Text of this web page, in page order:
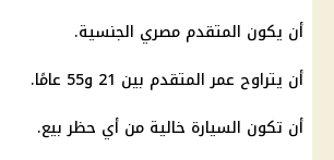
أن يكون المتقدم مصري الجنسية.
أن يتراوح عمر المتقدم بين 21 و55 عامًا.
أن تكون السيارة خالية من أي حظر بيع.